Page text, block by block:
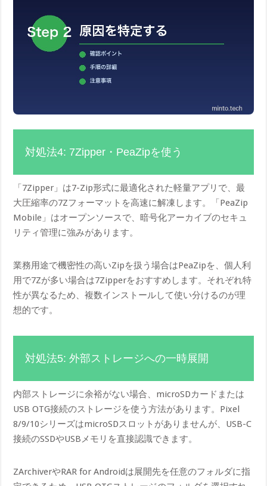
対処法4: 7Zipper・PeaZipを使う
「7Zipper」は7-Zip形式に最適化された軽量アプリで、最
大圧縮率の7Zフォーマットを高速に解凍します。「PeaZip
Mobile」はオープンソースで、暗号化アーカイブのセキュ
リティ管理に強みがあります。
業務用途で機密性の高いZipを扱う場合はPeaZipを、個人利
用で7Zが多い場合は7Zipperをおすすめします。それぞれ特
性が異なるため、複数インストールして使い分けるのが理
想的です。
対処法5: 外部ストレージへの一時展開
内部ストレージに余裕がない場合、microSDカードまたは
USB OTG接続のストレージを使う方法があります。Pixel
8/9/10シリーズはmicroSDスロットがありませんが、USB-C
接続のSSDやUSBメモリを直接認識できます。
ZArchiverやRAR for Androidは展開先を任意のフォルダに指